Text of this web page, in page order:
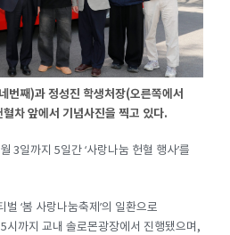
번째)과 정성진 학생처장(오른쪽에서
차 앞에서 기념사진을 찍고 있다.
3일까지 5일간 ‘사랑나눔 헌혈 행사’를
‘봄 사랑나눔축제’의 일환으로
시까지 교내 솔로몬광장에서 진행됐으며,